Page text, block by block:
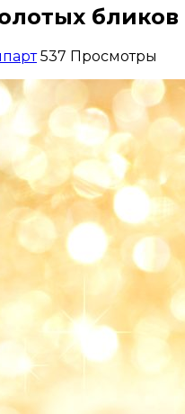
бликов
537 Просмотры